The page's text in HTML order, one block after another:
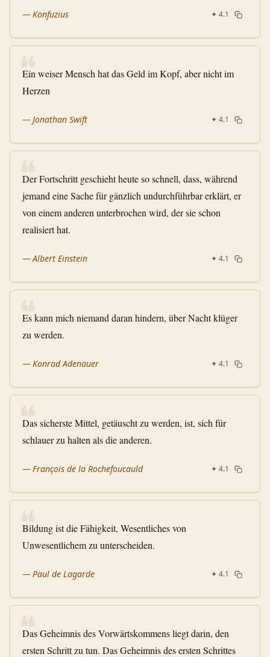
— Konfuzius ✦ 4.1
❝
Ein weiser Mensch hat das Geld im Kopf, aber nicht im
Herzen
— Jonathan Swift ✦ 4.1
❝
Der Fortschritt geschieht heute so schnell, dass, während
jemand eine Sache für gänzlich undurchführbar erklärt, er
von einem anderen unterbrochen wird, der sie schon
realisiert hat.
—Albert Einstein ✦ 4.1
❝
Es kann mich niemand daran hindern, über Nacht klüger
zu werden.
— Konrad Adenauer ✦ 4.1
❝
Das sicherste Mittel, getäuscht zu werden, ist, sich für
schlauer zu halten als die anderen.
— François de la Rochefoucauld ✦ 4.1
❝
Bildung ist die Fähigkeit, Wesentliches von
Unwesentlichem zu unterscheiden.
— Paul de Lagarde ✦ 4.1
❝
Das Geheimnis des Vorwärtskommens liegt darin, den
ersten Schritt zu tun. Das Geheimnis des ersten Schrittes